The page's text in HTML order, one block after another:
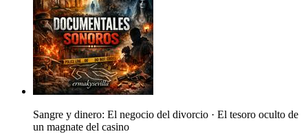
Sangre y dinero: El negocio del divorcio · El tesoro oculto de
un magnate del casino